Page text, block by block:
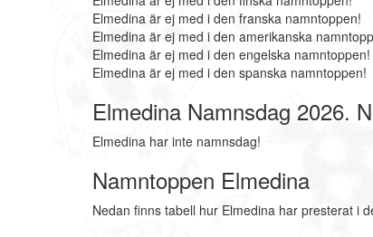
Elmedina är ej med i den franska namntoppen!
Elmedina är ej med i den amerikanska
Elmedina är ej med i den engelska namntoppen!
Elmedina är ej med i den spanska namntoppen!
Elmedina Namnsdag 2026.
Elmedina har inte namnsdag!
Namntoppen Elmedina
Nedan finns tabell hur Elmedina har presterat i